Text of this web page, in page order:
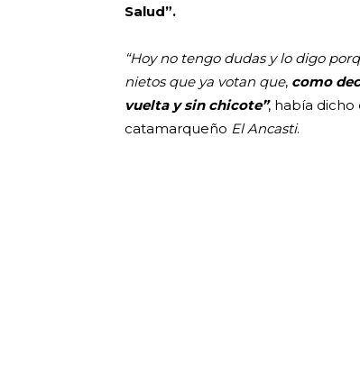
Salud”.
“Hoy no tengo dudas y lo digo
nietos que ya votan que, como
vuelta y sin chicote”, había dicho
catamarqueño El Ancasti.